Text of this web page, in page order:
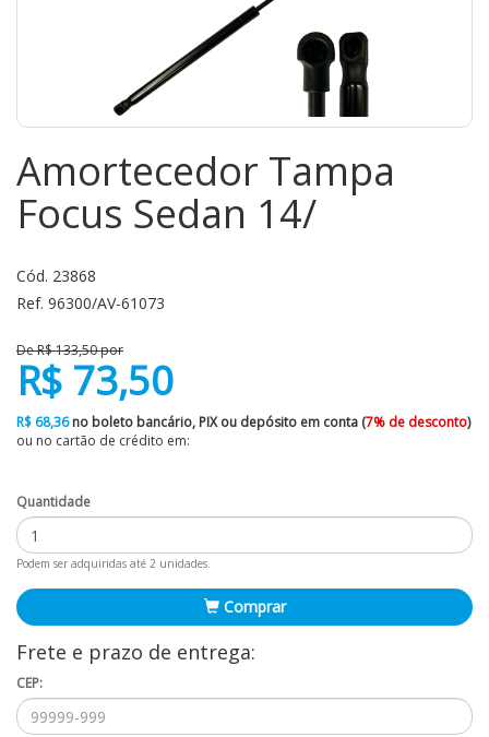
Amortecedor Tampa
Focus Sedan 14/
Cód. 23868
Ref. 96300/AV-61073
De R$ 133,50 por
R$ 73,50
R$ 68,36no boleto bancário, PIX ou depósito em conta (7% de desconto)
ou no cartão de crédito em:
Quantidade
Podem ser adquiridas até 2 unidades.
Comprar
Frete e prazo de entrega:
CEP: